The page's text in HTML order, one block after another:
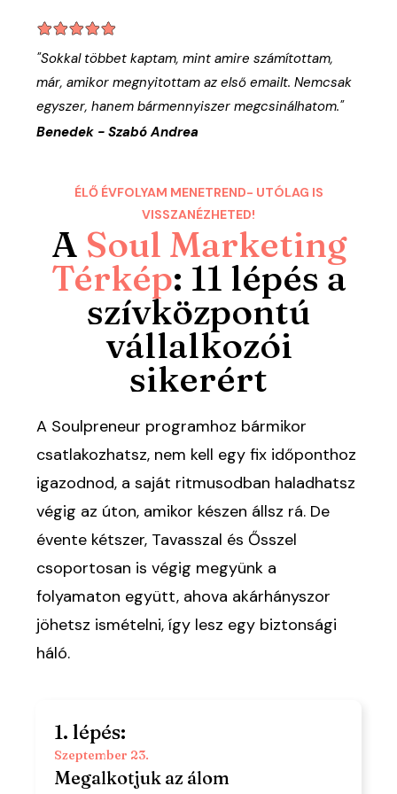
"Sokkal többet kaptam, mint amire számítottam,
már, amikor megnyitottam az első emailt. Nemcsak
egyszer, hanem bármennyiszer megcsinálhatom."
Benedek - Szabó Andrea
ÉLŐ ÉVFOLYAM MENETREND- UTÓLAG IS
VISSZANÉZHETED!
A Soul Marketing
Térkép: 11 lépés a
szívközpontú
vállalkozói
sikerért
A Soulpreneur programhoz bármikor
csatlakozhatsz, nem kell egy fix időponthoz
igazodnod, a saját ritmusodban haladhatsz
végig az úton, amikor készen állsz rá. De
évente kétszer, Tavasszal és Ősszel
csoportosan is végig megyünk a
folyamaton együtt, ahova akárhányszor
jöhetsz ismételni, így lesz egy biztonsági
háló.
1. lépés:
Szeptember 23.
Megalkotjuk az álom